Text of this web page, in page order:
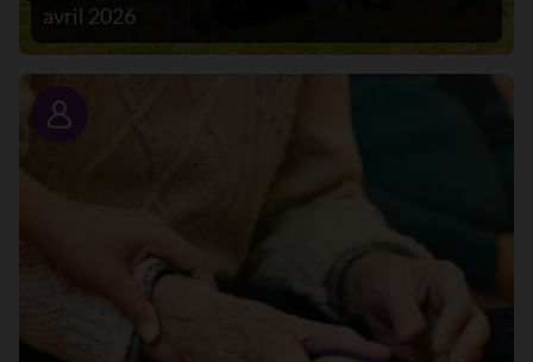
avril 2026
Portrait